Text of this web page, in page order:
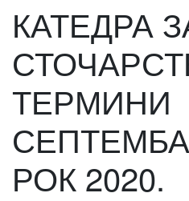
КАТЕДРА
ТЕРМИНИ
РОК 2020.